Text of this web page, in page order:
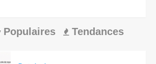
Populaires Tendances